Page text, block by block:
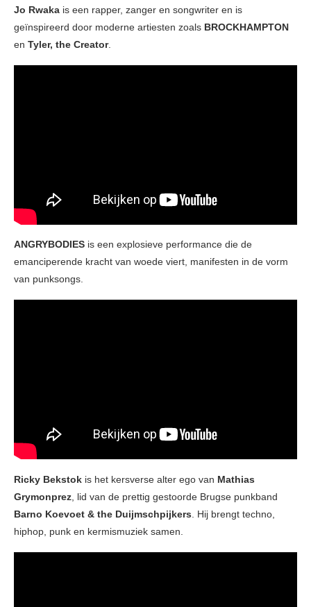
Jo Rwaka is een rapper, zanger en songwriter en is
geïnspireerd door moderne artiesten zoals BROCKHAMPTON
en Tyler, the Creator.
ANGRYBODIES is een explosieve performance die de
emanciperende kracht van woede viert, manifesten in de vorm
van punksongs.
Ricky Bekstok is het kersverse alter ego van Mathias
Grymonprez , lid van de prettig gestoorde Brugse punkband
Barno Koevoet & the Duijmschpijkers . Hij brengt techno,
hiphop, punk en kermismuziek samen.